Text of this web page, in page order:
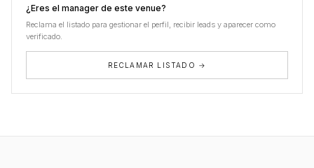
¿Eres el manager de este venue?
Reclama el listado para gestionar el perfil, recibir leads y aparecer como
verificado.
RECLAMAR LISTADO →